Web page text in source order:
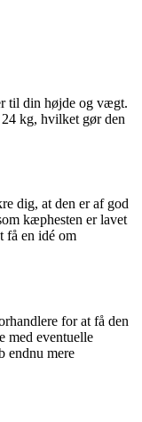
til din højde og vægt.
kg, hvilket gør den
dig, at den er af god
kæphesten er lavet
få en idé om
for at få den
med eventuelle
endnu mere